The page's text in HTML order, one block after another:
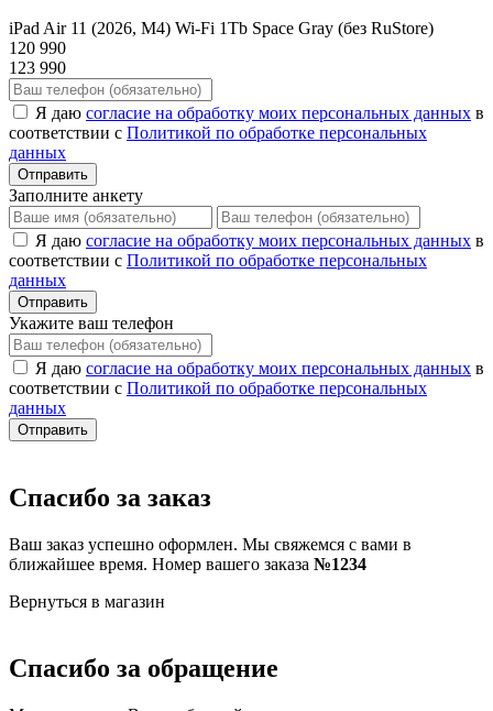
iPad Air 11 (2026, M4) Wi-Fi 1Tb Space Gray (без RuStore)
120 990
123 990
Я даю согласие на обработку моих персональных данных в
соответствии с Политикой по обработке персональных
данных
Отправить
Заполните анкету
Я даю согласие на обработку моих персональных данных в
соответствии с Политикой по обработке персональных
данных
Отправить
Укажите ваш телефон
Я даю согласие на обработку моих персональных данных в
соответствии с Политикой по обработке персональных
данных
Отправить
Спасибо за заказ
Ваш заказ успешно оформлен. Мы свяжемся с вами в
ближайшее время. Номер вашего заказа №1234
Вернуться в магазин
Спасибо за обращение